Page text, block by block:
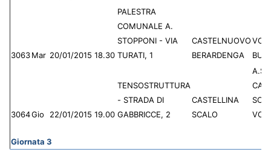
3063Mar 20/01/2015 18.30
PALESTRA
COMUNALE A.
STOPPONI - VIA
TURATI, 1
CASTELNUOVO
BERARDENGA
3064Gio 22/01/2015 19.00
TENSOSTRUTTURA
- STRADA DI
GABBRICCE, 2
CASTELLINA
SCALO
Giornata 3